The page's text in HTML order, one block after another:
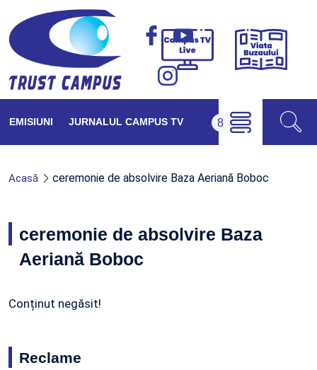
Campus
Viața
EMISIUNI JURNALUL CAMPUS TV
Acasă ceremonie de absolvire Baza Aeriană Boboc
ceremonie de absolvire Baza
Aeriană Boboc
Conținut negăsit!
Reclame